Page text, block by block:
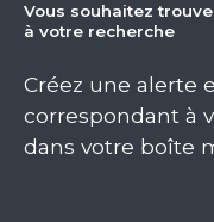
vous souhaitez
à votre recherche
Créez une alerte
correspondant à
dans votre boîte